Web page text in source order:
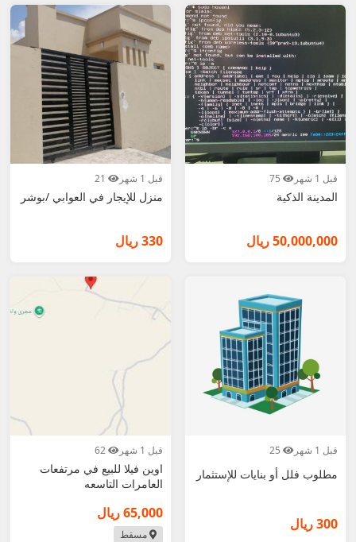
قبل 1 شهر
المدينة الذكية
50,000,000 ريال
قبل 1 شهر
منزل للإيجار في العوابي /بوشر
330 ريال
قبل 1 شهر
مطلوب فلل أو بنايات للإستثمار
300 ريال
قبل 1 شهر
اوين فيلا للبيع في مرتفعات
العامرات التاسعه
65,000 ريال
مسقط